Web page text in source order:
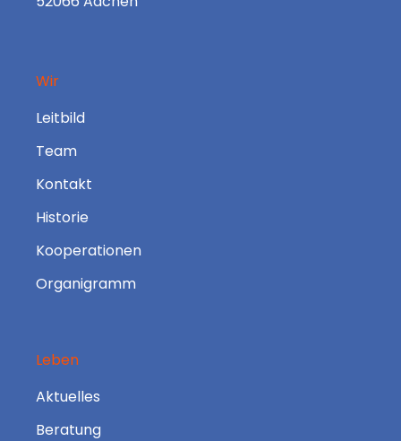
Wir
Leitbild
Team
Kontakt
Historie
Kooperationen
Organigramm
Leben
Aktuelles
Beratung